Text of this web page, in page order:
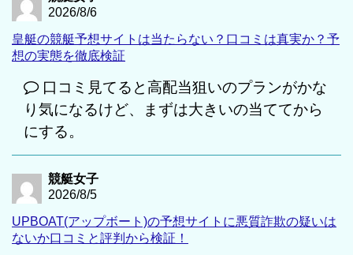
2026/8/6
皇艇の競艇予想サイトは当たらない？口コミは真実か？予
想の実態を徹底検証
口コミ見てると高配当狙いのプランがかな
り気になるけど、まずは大きいの当ててから
にする。
競艇女子
2026/8/5
UPBOAT(アップボート)の予想サイトに悪質詐欺の疑いは
ないか口コミと評判から検証！